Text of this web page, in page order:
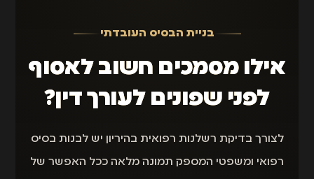
בניית הבסיס העובדתי
אילו מסמכים חשוב לאסוף
לפני שפונים לעורך דין?
לצורך בדיקת רשלנות רפואית בהיריון יש לבנות בסיס
רפואי ומשפטי המספק תמונה מלאה ככל האפשר של